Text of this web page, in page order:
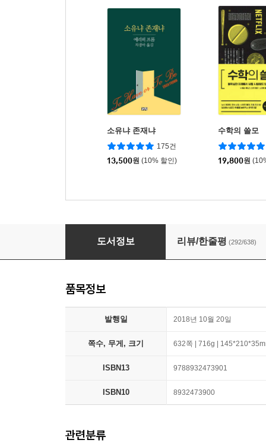
소유냐 존재냐
175건
13,500원 (10% 할인)
수학의 쓸모
19,800원
이기적 유전자 The Selfish Gene
도서정보 리뷰/한줄평 (292/638)
품목정보
발행일 2018년 10월 20일
쪽수, 무게, 크기 632쪽 | 716g |
ISBN13 9788932473901
ISBN10 8932473900
관련분류